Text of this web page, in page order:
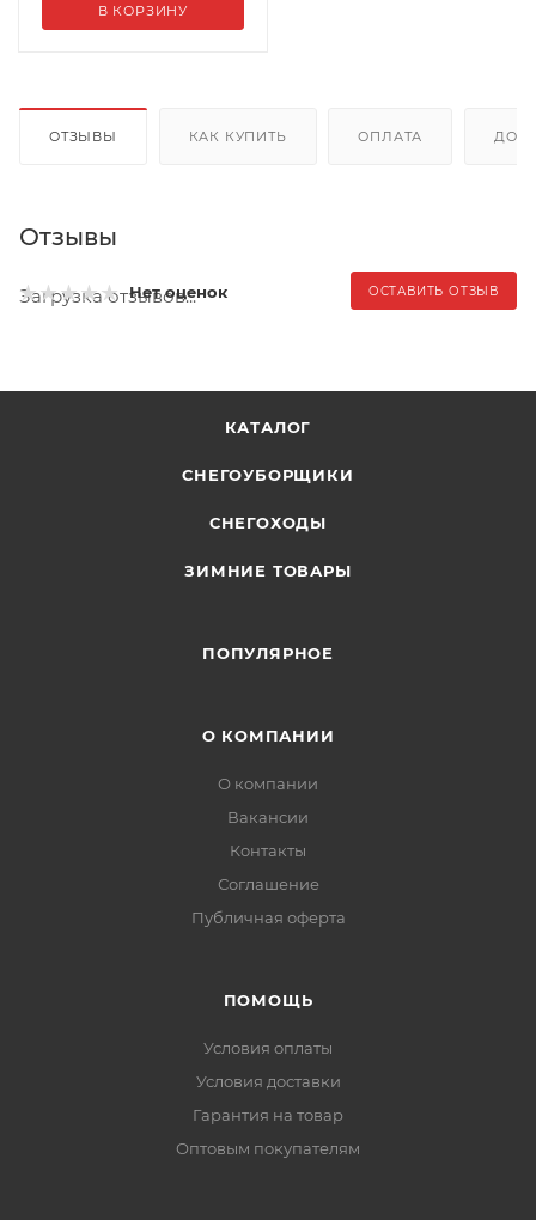
В КОРЗИНУ
ОТЗЫВЫ КАК КУПИТЬ ОПЛАТА
Отзывы
Нет оценок ОСТАВИТЬ ОТЗЫВ
Загрузка отзывов...
КАТАЛОГ
СНЕГОУБОРЩИКИ
СНЕГОХОДЫ
ЗИМНИЕ ТОВАРЫ
ПОПУЛЯРНОЕ
О КОМПАНИИ
О компании
Вакансии
Контакты
Соглашение
Публичная оферта
ПОМОЩЬ
Условия оплаты
Условия доставки
Гарантия на товар
Оптовым покупателям